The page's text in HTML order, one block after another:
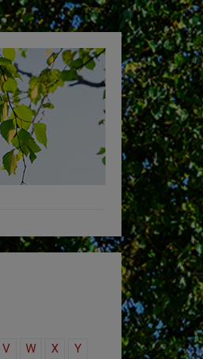
V W X
Y